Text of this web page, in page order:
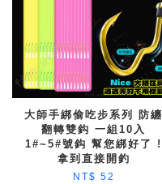
大師手綁偷吃步系列 防纏
翻轉雙鈎 一組10入
1#~5#號鈎 幫您綁好了 !
拿到直接開釣
NT$ 52